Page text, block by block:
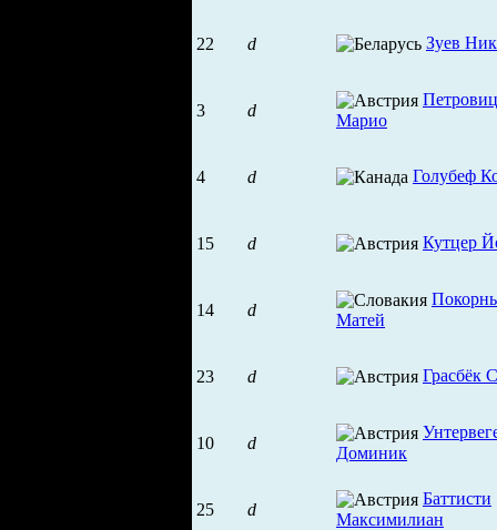
22 d Зуев
3 d
Петровиц
Марио
4 d Голубеф
15 d Кутцер
14 d
Матей
23 d Грасбёк
10 d
Доминик
25 d
Баттисти
Максимилиан